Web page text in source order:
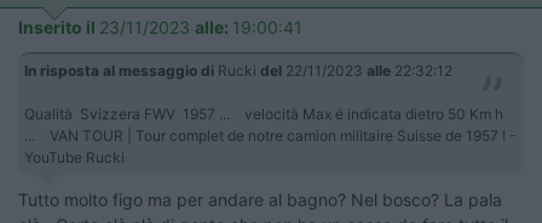
Inserito il 23/11/2023 alle: 19:00:41
In risposta al messaggio di Rucki del 22/11/2023 alle 22:32:12
Qualità Svizzera FWV 1957 ... velocità Max é indicata dietro 50 Km h
... VAN TOUR | Tour complet de notre camion militaire Suisse de 1957 ! -
YouTube Rucki
Tutto molto figo ma per andare al bagno? Nel bosco? La pala